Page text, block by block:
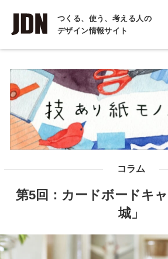
つくる、使う、考える人の
デザイン情報サイト
INTERVIEW
インタビュー
REPORT
レポート
COLUMN
コラム
コラム
第5回：カードボードキ
城」